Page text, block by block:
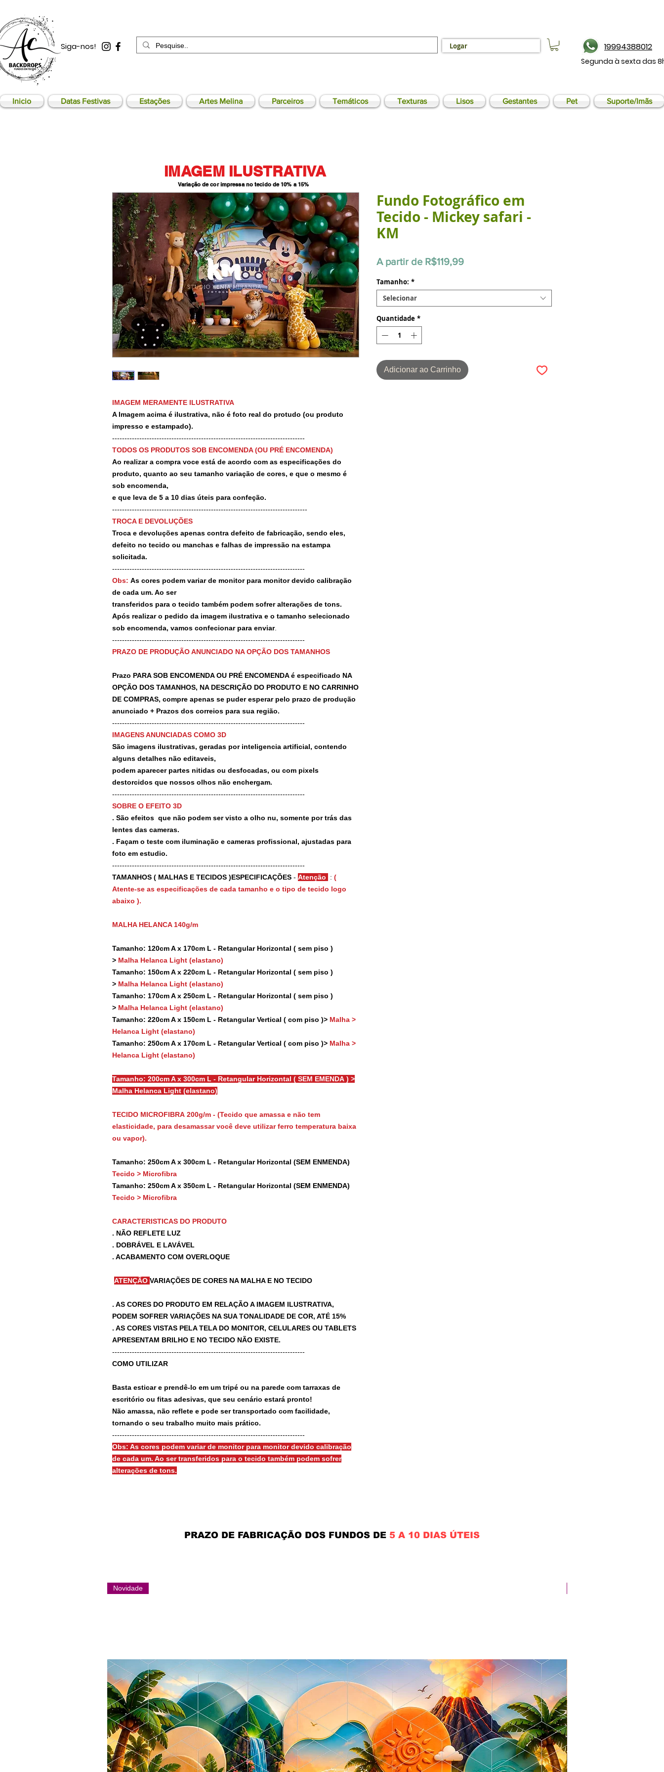
Siga-nos! Logar 19994388012
Segunda à sexta das
Inicio Datas Festivas Estações Artes Melina Parceiros Temáticos Texturas Lisos Gestantes Pet Suporte/Imãs
IMAGEM MERAMENTE ILUSTRATIVA
A Imagem acima é ilustrativa, não é foto real do protudo (ou produto
impresso e estampado).
------------------------------------------------------------------------------
TODOS OS PRODUTOS SOB ENCOMENDA (OU PRÉ ENCOMENDA)
Ao realizar a compra voce está de acordo com as especificações do
produto, quanto ao seu tamanho variação de cores, e que o mesmo é
sob encomenda,
e que leva de 5 a 10 dias úteis para confeção.
-------------------------------------------------------------------------------
TROCA E DEVOLUÇÕES
Troca e devoluções apenas contra defeito de fabricação, sendo eles,
defeito no tecido ou manchas e falhas de impressão na estampa
solicitada.
------------------------------------------------------------------------------
Obs: As cores podem variar de monitor para monitor devido calibração
de cada um. Ao ser
transferidos para o tecido também podem sofrer alterações de tons.
Após realizar o pedido da imagem ilustrativa e o tamanho selecionado
sob encomenda, vamos confecionar para enviar.
------------------------------------------------------------------------------
PRAZO DE PRODUÇÃO ANUNCIADO NA OPÇÃO DOS TAMANHOS
Prazo PARA SOB ENCOMENDA OU PRÉ ENCOMENDA é especificado NA
OPÇÃO DOS TAMANHOS, NA DESCRIÇÃO DO PRODUTO E NO CARRINHO
DE COMPRAS, compre apenas se puder esperar pelo prazo de produção
anunciado + Prazos dos correios para sua região.
------------------------------------------------------------------------------
IMAGENS ANUNCIADAS COMO 3D
São imagens ilustrativas, geradas por inteligencia artificial, contendo
alguns detalhes não editaveis,
podem aparecer partes nitidas ou desfocadas, ou com pixels
destorcidos que nossos olhos não enchergam.
------------------------------------------------------------------------------
SOBRE O EFEITO 3D
. São efeitos que não podem ser visto a olho nu, somente por trás das
lentes das cameras.
. Façam o teste com iluminação e cameras profissional, ajustadas para
foto em estudio.
------------------------------------------------------------------------------
TAMANHOS ( MALHAS E TECIDOS )ESPECIFICAÇÕES - Atenção : (
Atente-se as especificações de cada tamanho e o tipo de tecido logo
abaixo ).
MALHA HELANCA 140g/m
Tamanho: 120cm A x 170cm L - Retangular Horizontal ( sem piso )
> Malha Helanca Light (elastano)
Tamanho: 150cm A x 220cm L - Retangular Horizontal ( sem piso )
> Malha Helanca Light (elastano)
Tamanho: 170cm A x 250cm L - Retangular Horizontal ( sem piso )
> Malha Helanca Light (elastano)
Tamanho: 220cm A x 150cm L - Retangular Vertical ( com piso )> Malha >
Helanca Light (elastano)
Tamanho: 250cm A x 170cm L - Retangular Vertical ( com piso )> Malha >
Helanca Light (elastano)
Tamanho: 200cm A x 300cm L - Retangular Horizontal ( SEM EMENDA ) >
Malha Helanca Light (elastano)
TECIDO MICROFIBRA 200g/m - (Tecido que amassa e não tem
elasticidade, para desamassar você deve utilizar ferro temperatura baixa
ou vapor).
Tamanho: 250cm A x 300cm L - Retangular Horizontal (SEM ENMENDA)
Tecido > Microfibra
Tamanho: 250cm A x 350cm L - Retangular Horizontal (SEM ENMENDA)
Tecido > Microfibra
CARACTERISTICAS DO PRODUTO
. NÃO REFLETE LUZ
. DOBRÁVEL E LAVÁVEL
. ACABAMENTO COM OVERLOQUE
ATENÇÃO VARIAÇÕES DE CORES NA MALHA E NO TECIDO
. AS CORES DO PRODUTO EM RELAÇÃO A IMAGEM ILUSTRATIVA,
PODEM SOFRER VARIAÇÕES NA SUA TONALIDADE DE COR, ATÉ 15%
. AS CORES VISTAS PELA TELA DO MONITOR, CELULARES OU TABLETS
APRESENTAM BRILHO E NO TECIDO NÃO EXISTE.
------------------------------------------------------------------------------
COMO UTILIZAR
Basta esticar e prendê-lo em um tripé ou na parede com tarraxas de
escritório ou fitas adesivas, que seu cenário estará pronto!
Não amassa, não reflete e pode ser transportado com facilidade,
tornando o seu trabalho muito mais prático.
------------------------------------------------------------------------------
Obs: As cores podem variar de monitor para monitor devido calibração
de cada um. Ao ser transferidos para o tecido também podem sofrer
alterações de tons.
Fundo Fotográfico em
Tecido - Mickey safari -
KM
A partir de R$119,99Preço
Tamanho: *
Selecionar
Quantidade *
Adicionar ao Carrinho
IMAGEM ILUSTRATIVA
Variação de cor impressa no tecido de 10% a 15%
PRAZO DE FABRICAÇÃO DOS FUNDOS DE 5 A 10 DIAS ÚTEIS
Novidade